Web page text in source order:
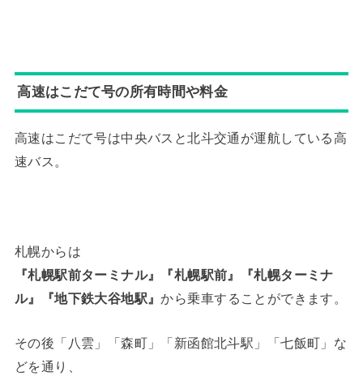
高速はこだて号の所有時間や料金
高速はこだて号は中央バスと北斗交通が運航している高
速バス。
札幌からは
『札幌駅前ターミナル』『札幌駅前』『札幌ターミナ
ル』『地下鉄大谷地駅』から乗車することができます。
その後「八雲」「森町」「新函館北斗駅」「七飯町」な
どを通り、